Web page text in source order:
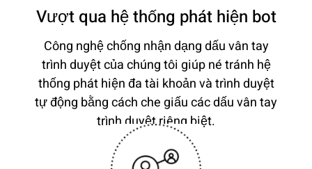
Vượt qua hệ thống phát hiện bot
Công nghệ chống nhận dạng dấu vân tay
trình duyệt của chúng tôi giúp né tránh hệ
thống phát hiện đa tài khoản và trình duyệt
tự động bằng cách che giấu các dấu vân tay
trình duyệt riêng biệt.